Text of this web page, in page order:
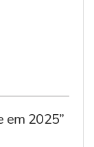
em 2025”